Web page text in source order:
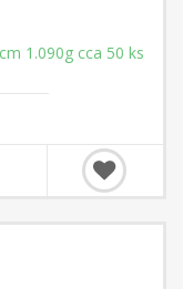
1.090g cca 50 ks